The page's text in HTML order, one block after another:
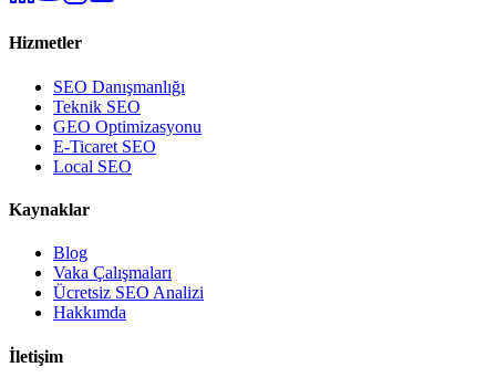
Hizmetler
SEO Danışmanlığı
Teknik SEO
GEO Optimizasyonu
E-Ticaret SEO
Local SEO
Kaynaklar
Blog
Vaka Çalışmaları
Ücretsiz SEO Analizi
Hakkımda
İletişim